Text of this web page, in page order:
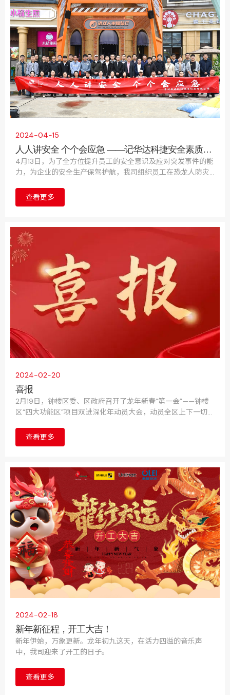
2024-04-15
人人讲安全 个个会应急 ——记华达科捷安全素质拓
展活动圆满落幕
4月13日，为了全方位提升员工的安全意识及应对突发事件的能
力，为企业的安全生产保驾护航，我司组织员工在恐龙人防灾
查看更多
2024-02-20
喜报
2月19日，钟楼区委、区政府召开了龙年新春“第一会”——钟楼
区“四大功能区”项目双进深化年动员大会，动员全区上下一切围
战”的奋斗姿态，全力以赴推动项目双进量质提升，奋力推动钟
楼高质量发展走在前列。会上，常州华达科捷光电仪器有限公
度钟楼区明星企业家”奖牌。
查看更多
2024-02-18
新年新征程，开工大吉！
新年伊始，万象更新。龙年初九这天，在活力四溢的音乐声
中，我司迎来了开工的日子。
查看更多